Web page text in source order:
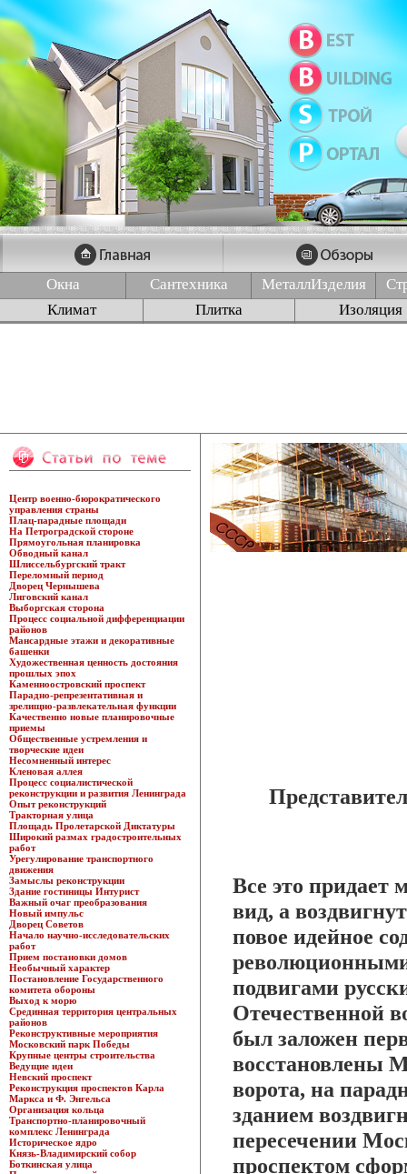
Окна Сантехника МеталлИзделия
Климат
Плитка Изоляция
Центр военно-бюрократического
управления страны
Плац-парадные площади
На Петроградской стороне
Прямоугольная планировка
Обводный канал
Шлиссельбургский тракт
Переломный период
Дворец Чернышева
Лиговский канал
Выборгская сторона
Процесс социальной дифференциации
районов
Мансардные этажи и декоративные
башенки
Художественная ценность достояния
прошлых эпох
Каменноостровский проспект
Парадно-репрезентативная и
зрелищно-развлекательная функции
Качественно новые планировочные
приемы
Общественные устремления и
творческие идеи
Несомненный интерес
Кленовая аллея
Процесс социалистической
реконструкции и развития Ленинграда
Опыт реконструкций
Тракторная улица
Площадь Пролетарской Диктатуры
Широкий размах градостроительных
работ
Урегулирование транспортного
движения
Замыслы реконструкции
Здание гостиницы Интурист
Важный очаг преобразования
Новый импульс
Дворец Советов
Начало научно-исследовательских
работ
Прием постановки домов
Необычный характер
Постановление Государственного
комитета обороны
Выход к морю
Срединная территория центральных
районов
Реконструктивные мероприятия
Московский парк Победы
Крупные центры строительства
Ведущие идеи
Невский проспект
Реконструкция проспектов Карла
Маркса и Ф. Энгельса
Организация кольца
Транспортно-планировочный
комплекс Ленинграда
Историческое ядро
Князь-Владимирский собор
Боткинская улица
Все это придает
вид, а
повое идейное
подвигами
Отечественной
был заложен
восстановлены
ворота, на
зданием
пересечении
проспектом